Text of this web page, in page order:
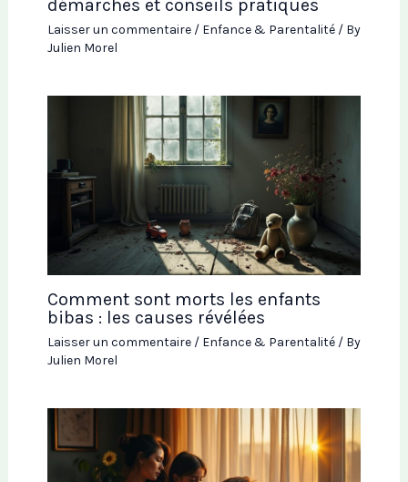
démarches et conseils pratiques
Laisser un commentaire / Enfance & Parentalité/ By
Julien Morel
Comment sont morts les enfants
bibas : les causes révélées
Laisser un commentaire / Enfance & Parentalité/ By
Julien Morel